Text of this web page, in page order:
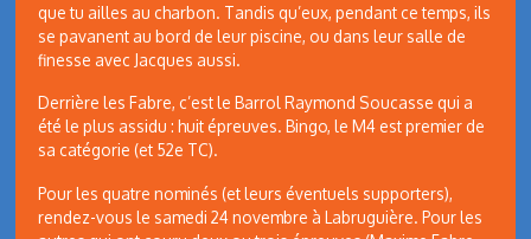
que tu ailles au charbon. Tandis qu’eux, pendant ce temps, ils
se pavanent au bord de leur piscine, ou dans leur salle de
finesse avec Jacques aussi.
Derrière les Fabre, c’est le Barrol Raymond Soucasse qui a
été le plus assidu : huit épreuves. Bingo, le M4 est premier de
sa catégorie (et 52e TC).
Pour les quatre nominés (et leurs éventuels supporters),
rendez-vous le samedi 24 novembre à Labruguière. Pour les